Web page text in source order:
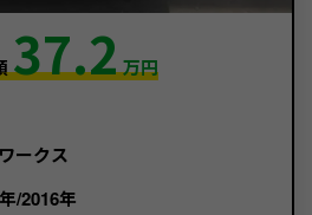
37.2万円
ークス
/2016年